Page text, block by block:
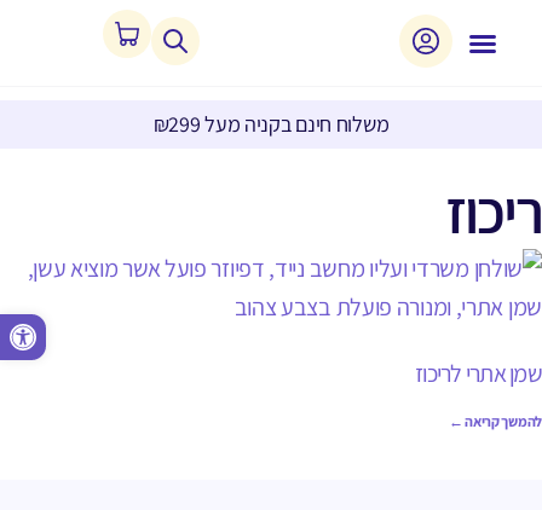
פתח סרגל נגישות
משלוח חינם בקניה מעל ₪299
ריכוז
שמן אתרי לריכוז
להמשך קריאה ←